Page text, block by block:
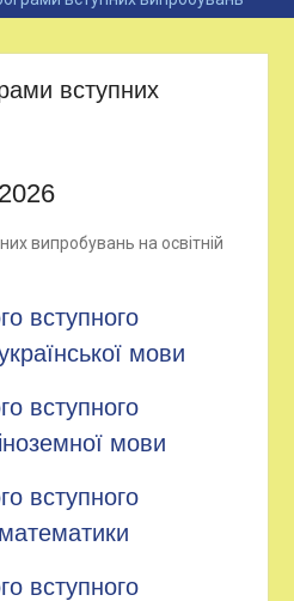
вступних
2026
випробувань на освітній
вступного
мови
вступного
мови
вступного
вступного